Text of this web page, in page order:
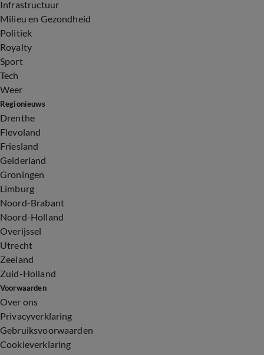
Infrastructuur
Milieu en Gezondheid
Politiek
Royalty
Sport
Tech
Weer
Regionieuws
Drenthe
Flevoland
Friesland
Gelderland
Groningen
Limburg
Noord-Brabant
Noord-Holland
Overijssel
Utrecht
Zeeland
Zuid-Holland
Voorwaarden
Over ons
Privacyverklaring
Gebruiksvoorwaarden
Cookieverklaring